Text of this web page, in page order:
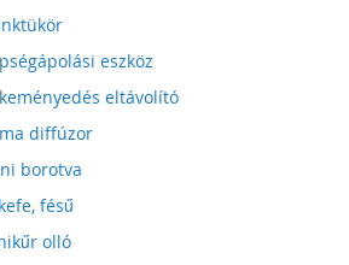
eszköz
eltávolító
diffúzor
borotva
fésű
olló